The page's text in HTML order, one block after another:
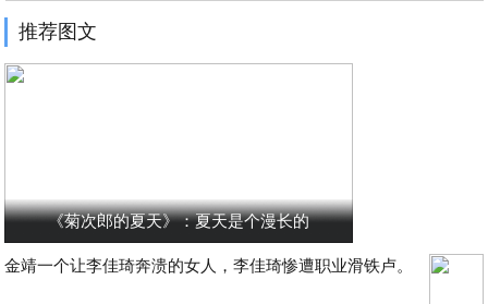
推荐图文
《菊次郎的夏天》：夏天是个漫长的
金靖一个让李佳琦奔溃的女人，李佳琦惨遭职业滑铁卢。